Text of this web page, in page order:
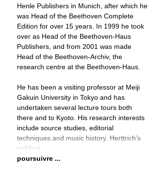
Henle Publishers in Munich, after which he
was Head of the Beethoven Complete
Edition for over 15 years. In 1999 he took
over as Head of the Beethoven-Haus
Publishers, and from 2001 was made
Head of the Beethoven-Archiv, the
research centre at the Beethoven-Haus.
He has been a visiting professor at Meiji
Gakuin University in Tokyo and has
undertaken several lecture tours both
there and to Kyoto. His research interests
include source studies, editorial
techniques and music history. Herttrich’s
publicat
poursuivre ...